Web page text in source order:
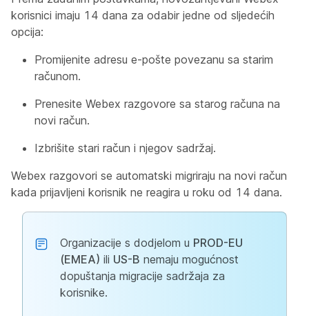
korisnici imaju 14 dana za odabir jedne od sljedećih
opcija:
Promijenite adresu e-pošte povezanu sa starim
računom.
Prenesite Webex razgovore sa starog računa na
novi račun.
Izbrišite stari račun i njegov sadržaj.
Webex razgovori se automatski migriraju na novi račun
kada prijavljeni korisnik ne reagira u roku od 14 dana.
Organizacije s dodjelom u PROD-EU
(EMEA) ili US-B nemaju mogućnost
dopuštanja migracije sadržaja za
korisnike.